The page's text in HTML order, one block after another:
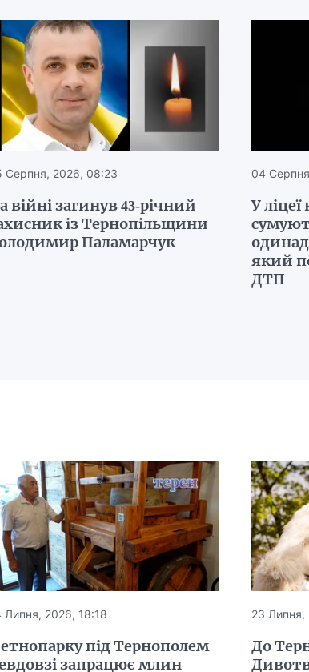
Серпня, 2026, 08:23
війні загинув 43-річний
із Тернопільщини
Паламарчук
04
У
який
ДТП
Липня, 2026, 18:18
під Тернополем
запрацює млин
23 Липня,
До